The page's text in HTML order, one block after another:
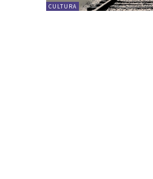
CULTURA